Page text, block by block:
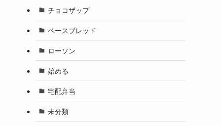
チョコザップ
ベースブレッド
ローソン
始める
宅配弁当
未分類